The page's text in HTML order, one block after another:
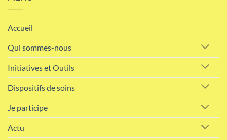
Accueil
Qui sommes-nous
Initiatives et Outils
Dispositifs de soins
Je participe
Actu